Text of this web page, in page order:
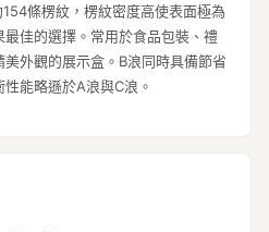
條楞紋，楞紋密度高使表面極為
佳的選擇。常用於食品包裝、禮
外觀的展示盒。B浪同時具備節省
能略遜於A浪與C浪。